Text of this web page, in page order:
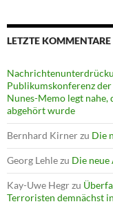
LETZTE KOMMENTARE
Publikumskonferenz
Nunes-Memo legt nahe,
abgehört wurde
Bernhard Kirnerzu Die
Georg Lehlezu Die
Kay-Uwe Hegrzu
Terroristen demnächst